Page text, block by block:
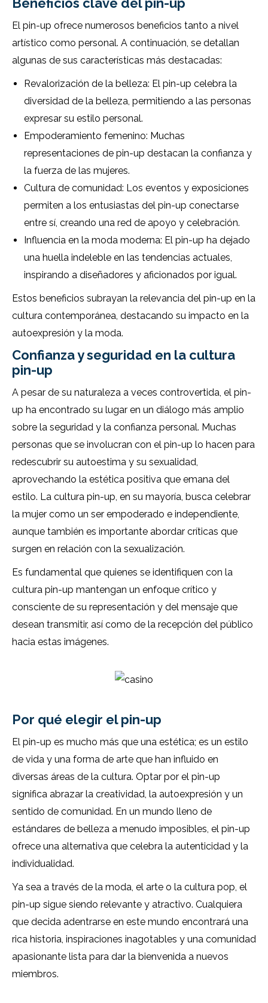
El pin-up ofrece numerosos beneficios tanto a nivel
artístico como personal. A continuación, se detallan
algunas de sus características más destacadas:
Revalorización de la belleza: El pin-up celebra la
diversidad de la belleza, permitiendo a las personas
expresar su estilo personal.
Empoderamiento femenino: Muchas
representaciones de pin-up destacan la confianza y
la fuerza de las mujeres.
Cultura de comunidad: Los eventos y exposiciones
permiten a los entusiastas del pin-up conectarse
entre sí, creando una red de apoyo y celebración.
Influencia en la moda moderna: El pin-up ha dejado
una huella indeleble en las tendencias actuales,
inspirando a diseñadores y aficionados por igual.
Estos beneficios subrayan la relevancia del pin-up en la
cultura contemporánea, destacando su impacto en la
autoexpresión y la moda.
Confianza y seguridad en la cultura
pin-up
A pesar de su naturaleza a veces controvertida, el pin-
up ha encontrado su lugar en un diálogo más amplio
sobre la seguridad y la confianza personal. Muchas
personas que se involucran con el pin-up lo hacen para
redescubrir su autoestima y su sexualidad,
aprovechando la estética positiva que emana del
estilo. La cultura pin-up, en su mayoría, busca celebrar
la mujer como un ser empoderado e independiente,
aunque también es importante abordar críticas que
surgen en relación con la sexualización.
Es fundamental que quienes se identifiquen con la
cultura pin-up mantengan un enfoque crítico y
consciente de su representación y del mensaje que
desean transmitir, así como de la recepción del público
hacia estas imágenes.
Por qué elegir el pin-up
El pin-up es mucho más que una estética; es un estilo
de vida y una forma de arte que han influido en
diversas áreas de la cultura. Optar por el pin-up
significa abrazar la creatividad, la autoexpresión y un
sentido de comunidad. En un mundo lleno de
estándares de belleza a menudo imposibles, el pin-up
ofrece una alternativa que celebra la autenticidad y la
individualidad.
Ya sea a través de la moda, el arte o la cultura pop, el
pin-up sigue siendo relevante y atractivo. Cualquiera
que decida adentrarse en este mundo encontrará una
rica historia, inspiraciones inagotables y una comunidad
apasionante lista para dar la bienvenida a nuevos
miembros.